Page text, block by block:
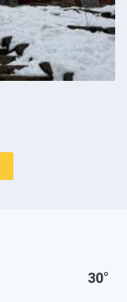
30°